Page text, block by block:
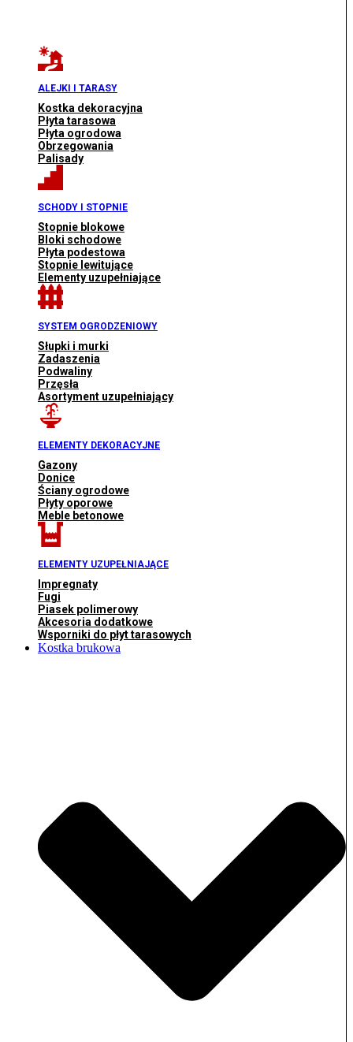
ALEJKI I TARASY
Kostka dekoracyjna
Płyta tarasowa
Płyta ogrodowa
Obrzegowania
Palisady
SCHODY I STOPNIE
Stopnie blokowe
Bloki schodowe
Płyta podestowa
Stopnie lewitujące
Elementy uzupełniające
SYSTEM OGRODZENIOWY
Słupki i murki
Zadaszenia
Podwaliny
Przęsła
Asortyment uzupełniający
ELEMENTY DEKORACYJNE
Gazony
Donice
Ściany ogrodowe
Płyty oporowe
Meble betonowe
ELEMENTY UZUPEŁNIAJĄCE
Impregnaty
Fugi
Piasek polimerowy
Akcesoria dodatkowe
Wsporniki do płyt tarasowych
Kostka brukowa